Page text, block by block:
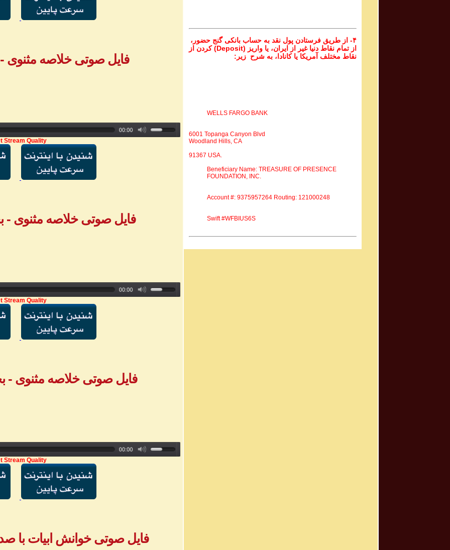
فایل صوتی خلاصه مثنوی - بخش ۳ -
Stream Quality
فایل صوتی خلاصه مثنوی - بخش ۴ -
Stream Quality
فایل صوتی خلاصه مثنوی - بخش ۵ -
Stream Quality
فایل صوتی خوانش ابیات با
۴- از طریق فرستادن پول نقد به حساب بانکی گنج حضور،
از تمام نقاط دنیا غیر از ایران، یا واریز (Deposit) کردن از
نقاط مختلف آمریکا یا کانادا، به شرح زیر:
WELLS FARGO BANK
6001 Topanga Canyon Blvd
Woodland Hills, CA
91367 USA.
Beneficiary Name: TREASURE OF PRESENCE
FOUNDATION, INC.
Account #: 9375957264 Routing: 121000248
Swift #WFBIUS6S